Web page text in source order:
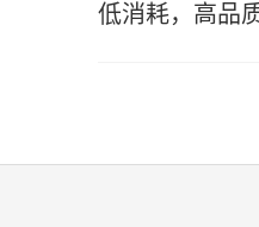
低消耗，高品